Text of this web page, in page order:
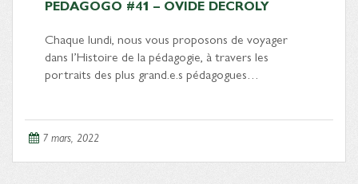
PEDAGOGO #41 – OVIDE DECROLY
Chaque lundi, nous vous proposons de voyager
dans l’Histoire de la pédagogie, à travers les
portraits des plus grand.e.s pédagogues…
7 mars, 2022